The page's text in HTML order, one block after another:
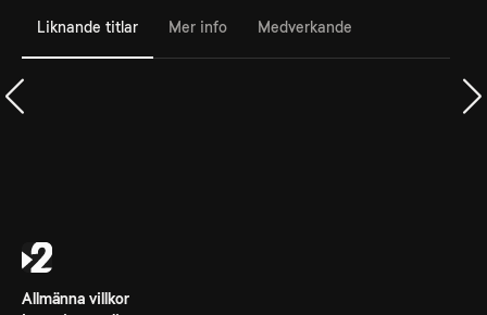
Liknande titlar Mer info Medverkande
Allmänna villkor